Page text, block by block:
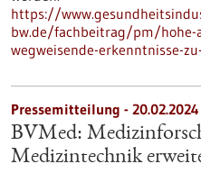
https://
bw.de/fachbeitrag/pm/hohe-
wegweisende-erkenntnisse-
Pressemitteilung - 20.02.2024
BVMed:
Medizintechnik